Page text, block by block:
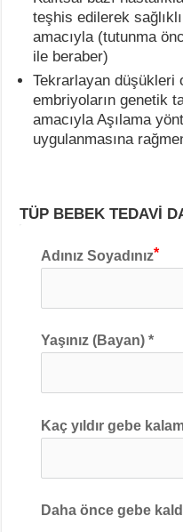
teşhis edilerek
amacıyla (tutunma
ile beraber)
Tekrarlayan düşükleri
embriyoların genetik
amacıyla Aşılama
uygulanmasına
TÜP BEBEK TEDAVİ
Adınız Soyadınız
Yaşınız (Bayan) *
Kaç yıldır gebe
Daha önce gebe